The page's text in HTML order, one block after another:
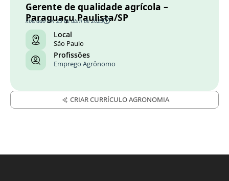
Gerente de qualidade agrícola –
Paraguaçu Paulista/SP
liberado em 25 de abril de 2025
Local
São Paulo
Profissões
Emprego Agrônomo
CRIAR CURRÍCULO AGRONOMIA